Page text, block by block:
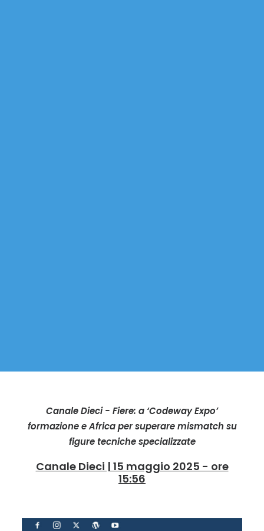
Canale Dieci - Fiere: a ‘Codeway Expo’
formazione e Africa per superare mismatch su
figure tecniche specializzate
Canale Dieci | 15 maggio 2025 - ore
15:56